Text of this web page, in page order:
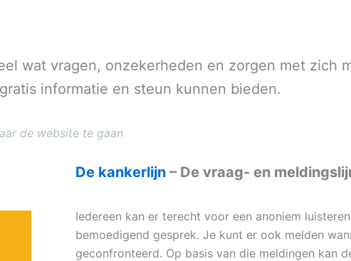
wat vragen, onzekerheden en zorgen met zich
informatie en steun kunnen bieden.
de website te gaan
De kankerlijn – De vraag- en
Iedereen kan er terecht voor een anoniem
bemoedigend gesprek. Je kunt er ook melden
geconfronteerd. Op basis van die meldingen kan